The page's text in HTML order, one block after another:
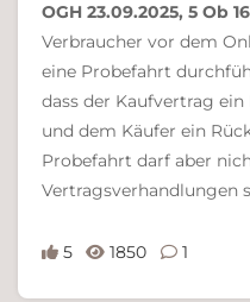
OGH 23.09.2025, 5 Ob
Verbraucher vor dem
eine Probefahrt
dass der Kaufvertrag
und dem Käufer ein
Probefahrt darf aber
Vertragsverhandlungen
5 1850 1